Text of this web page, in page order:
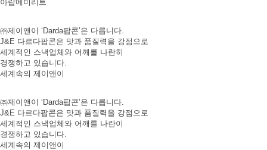
아랍에미리트
㈜제이앤이 ‘Darda팝콘’은 다릅니다.
J&E 다르다팝콘은 맛과 품질력을 강점으로
세계적인 스낵업체와 어깨를 나란히
경쟁하고 있습니다.
세계속의 제이앤이
㈜제이앤이 ‘Darda팝콘’은 다릅니다.
J&E 다르다팝콘은 맛과 품질력을 강점으로
세계적인 스낵업체와 어깨를 나란이
경쟁하고 있습니다.
세계속의 제이앤이